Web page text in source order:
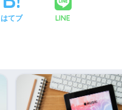
はてブ LINE